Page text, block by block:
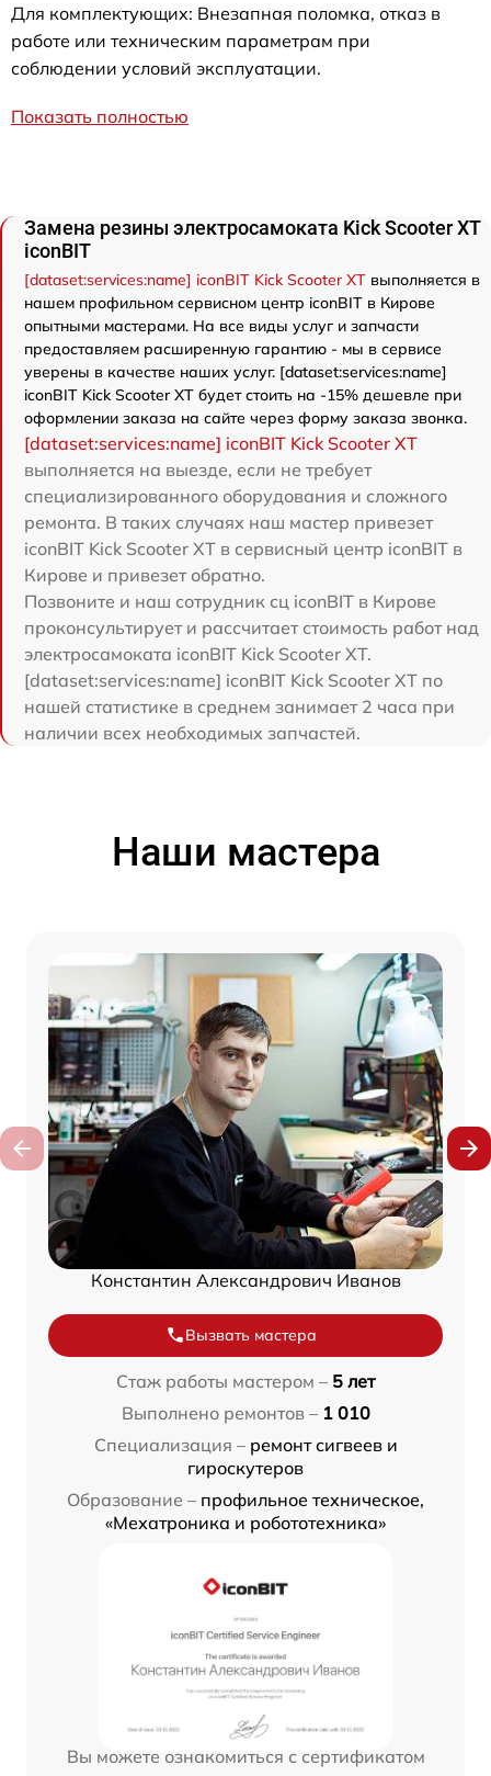
Для комплектующих: Внезапная поломка, отказ в
работе или техническим параметрам при
соблюдении условий эксплуатации.
Показать полностью
Замена резины электросамоката Kick Scooter XT
iconBIT
[dataset:services:name] iconBIT Kick Scooter XT выполняется в
нашем профильном сервисном центр iconBIT в Кирове
опытными мастерами. На все виды услуг и запчасти
предоставляем расширенную гарантию - мы в сервисе
уверены в качестве наших услуг. [dataset:services:name]
iconBIT Kick Scooter XT будет стоить на -15% дешевле при
оформлении заказа на сайте через форму заказа звонка.
[dataset:services:name] iconBIT Kick Scooter XT
выполняется на выезде, если не требует
специализированного оборудования и сложного
ремонта. В таких случаях наш мастер привезет
iconBIT Kick Scooter XT в сервисный центр iconBIT в
Кирове и привезет обратно.
Позвоните и наш сотрудник сц iconBIT в Кирове
проконсультирует и рассчитает стоимость работ над
электросамоката iconBIT Kick Scooter XT.
[dataset:services:name] iconBIT Kick Scooter XT по
нашей статистике в среднем занимает 2 часа при
наличии всех необходимых запчастей.
Наши мастера
Константин Александрович Иванов
Вызвать мастера
Стаж работы мастером – 5 лет
Выполнено ремонтов – 1 010
Специализация – ремонт сигвеев и
гироскутеров
Образование – профильное техническое,
«Мехатроника и робототехника»
Вы можете ознакомиться с сертификатом